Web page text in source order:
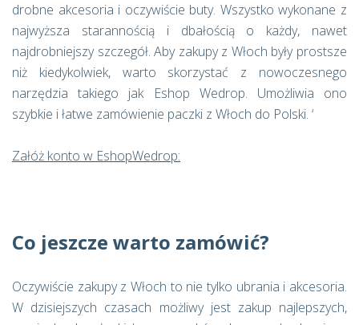
drobne akcesoria i oczywiście buty. Wszystko wykonane z
najwyższa starannością i dbałością o każdy, nawet
najdrobniejszy szczegół. Aby zakupy z Włoch były prostsze
niż kiedykolwiek, warto skorzystać z nowoczesnego
narzędzia takiego jak Eshop Wedrop. Umożliwia ono
szybkie i łatwe zamówienie paczki z Włoch do Polski. ‘
Załóż konto w EshopWedrop:
Co jeszcze warto zamówić?
Oczywiście zakupy z Włoch to nie tylko ubrania i akcesoria.
W dzisiejszych czasach możliwy jest zakup najlepszych,